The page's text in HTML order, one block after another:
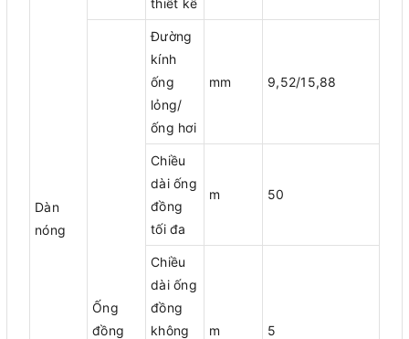
Dàn
nóng
thiết kế
Ống
đồng
Đường
kính
ống
lỏng/
ống hơi
mm 9,52/15,88
Chiều
dài ống
đồng
tối đa
m 50
Chiều
dài ống
đồng
không
m 5